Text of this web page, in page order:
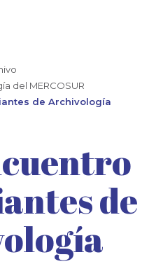
del MERCOSUR
de Archivología
de